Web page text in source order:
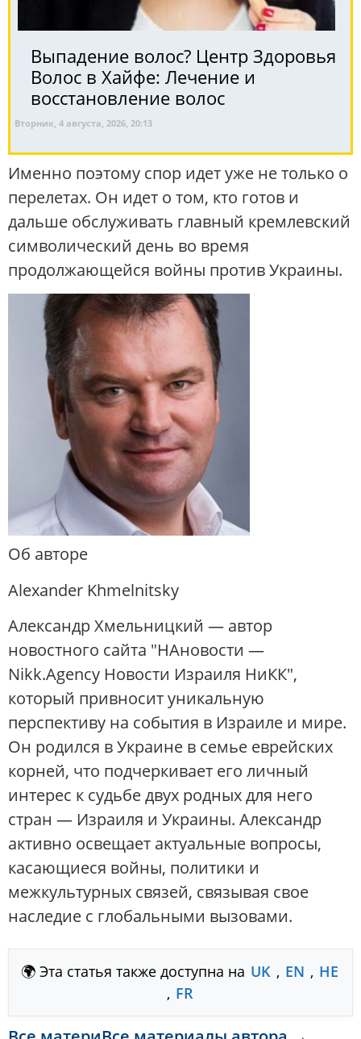
Выпадение волос? Центр Здоровья
Волос в Хайфе: Лечение и
восстановление волос
Вторник, 4 августа, 2026, 20:13
Именно поэтому спор идет уже не только о
перелетах. Он идет о том, кто готов и
дальше обслуживать главный кремлевский
символический день во время
продолжающейся войны против Украины.
Об авторе
Alexander Khmelnitsky
Александр Хмельницкий — автор
новостного сайта "НАновости —
Nikk.Agency Новости Израиля НиКК",
который привносит уникальную
перспективу на события в Израиле и мире.
Он родился в Украине в семье еврейских
корней, что подчеркивает его личный
интерес к судьбе двух родных для него
стран — Израиля и Украины. Александр
активно освещает актуальные вопросы,
касающиеся войны, политики и
межкультурных связей, связывая свое
наследие с глобальными вызовами.
🌍 Эта статья также доступна на UK , EN , HE
, FR